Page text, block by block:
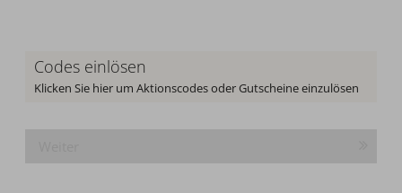
Codes einlösen
Klicken Sie hier um Aktionscodes oder Gutscheine einzulösen